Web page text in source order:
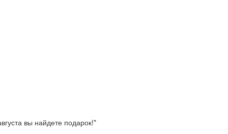
вы найдете подарок!*